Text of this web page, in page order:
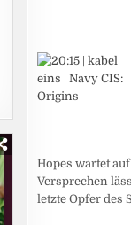
Hopes wartet
Versprechen
letzte Opfer des